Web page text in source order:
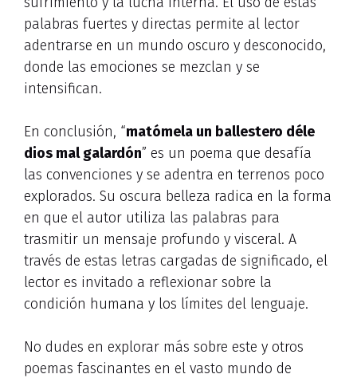
palabras fuertes y directas permite al lector
adentrarse en un mundo oscuro y desconocido,
donde las emociones se mezclan y se
intensifican.
En conclusión, “matómela un ballestero déle
dios mal galardón” es un poema que desafía
las convenciones y se adentra en terrenos poco
explorados. Su oscura belleza radica en la forma
en que el autor utiliza las palabras para
trasmitir un mensaje profundo y visceral. A
través de estas letras cargadas de significado, el
lector es invitado a reflexionar sobre la
condición humana y los límites del lenguaje.
No dudes en explorar más sobre este y otros
poemas fascinantes en el vasto mundo de